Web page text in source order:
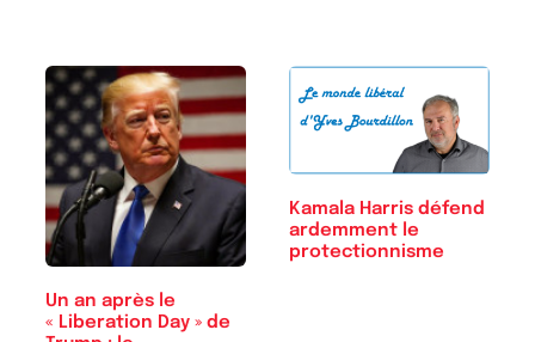
Un an après le
« Liberation Day » de
Kamala Harris défend
ardemment le
protectionnisme